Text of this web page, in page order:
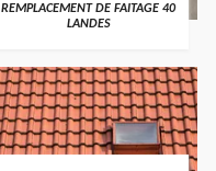
REMPLACEMENT DE FAITAGE 40
LANDES